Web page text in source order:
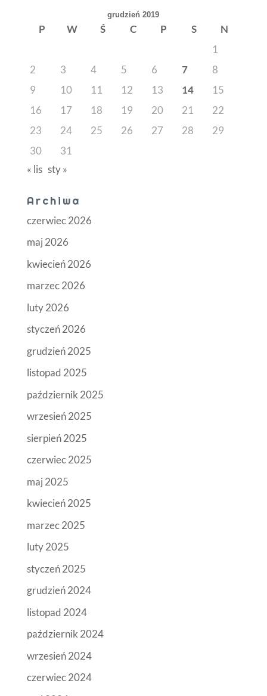
grudzień 2019
P W Ś C P S
N
1
2
3 4 5 6 7
8
9
10 11 12 13 14
15
16
17 18 19 20 21
22
23
24 25 26 27 28
29
30
31
« lis sty »
Archiwa
czerwiec 2026
maj 2026
kwiecień 2026
marzec 2026
luty 2026
styczeń 2026
grudzień 2025
listopad 2025
październik 2025
wrzesień 2025
sierpień 2025
czerwiec 2025
maj 2025
kwiecień 2025
marzec 2025
luty 2025
styczeń 2025
grudzień 2024
listopad 2024
październik 2024
wrzesień 2024
czerwiec 2024